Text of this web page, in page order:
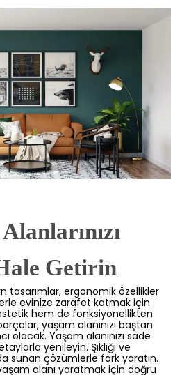
Getirin
tasarımlar, ergonomik özellikler
evinize zarafet katmak için
hem de fonksiyonellikten
yaşam alanınızı baştan
olacak. Yaşam alanınızı sade
yenileyin. Şıklığı ve
sunan çözümlerle fark yaratın.
yaşam alanı yaratmak için doğru